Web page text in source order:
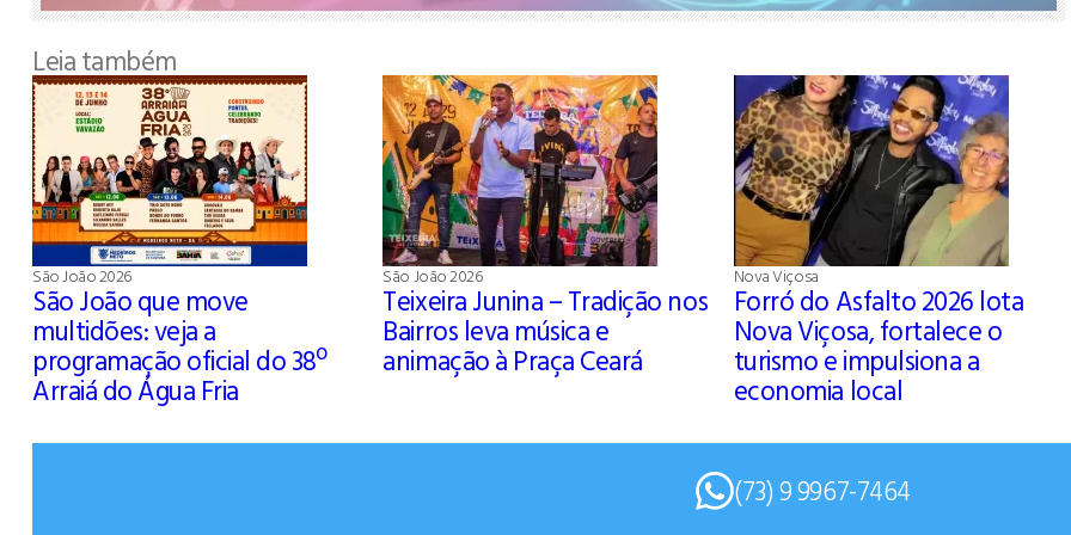
Leia também
São João 2026
São João que move
multidões: veja a
programação oficial do 38º
Arraiá do Água Fria
São João 2026
Teixeira Junina – Tradição nos
Bairros leva música e
animação à Praça Ceará
Nova Viçosa
Forró do Asfalto 2026 lota
Nova Viçosa, fortalece o
turismo e impulsiona a
economia local
(73) 9 9967-7464